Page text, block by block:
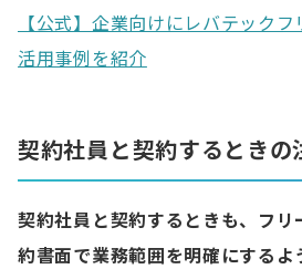
【公式】企業向けにレバテック
活用事例を紹介
契約社員と契約するときの
契約社員と契約するときも、フリ
約書面で業務範囲を明確にするよ